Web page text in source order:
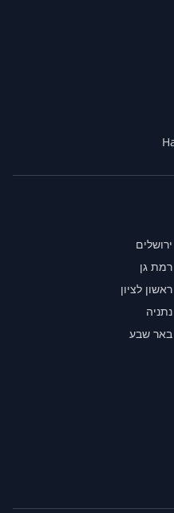
ירושלים
רמת גן
ראשון לציון
נתניה
באר שבע